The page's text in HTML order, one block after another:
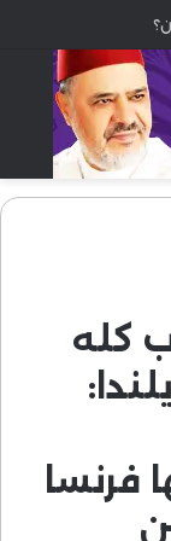
كله
فرنسا